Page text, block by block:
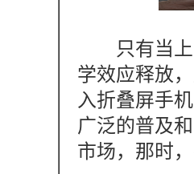
只有当上
学效应释放
入折叠屏手
广泛的普及
市场，那时